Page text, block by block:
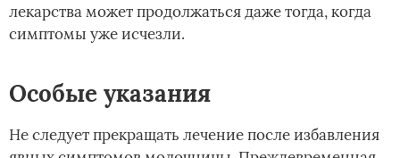
лекарства может продолжаться даже тогда, когда
симптомы уже исчезли.
Особые указания
Не следует прекращать лечение после избавления